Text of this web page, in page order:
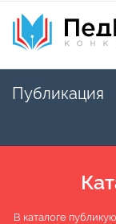
Публикация
В каталоге